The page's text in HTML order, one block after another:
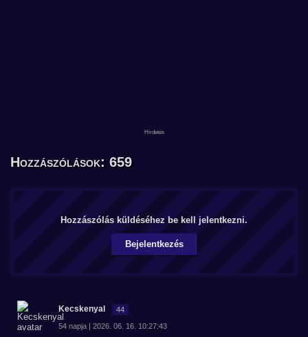
Hozzászólások: 659
Hozzászólás küldéséhez be kell jelentkezni.
Bejelentkezés
Kecskenyal 44
54 napja | 2026. 06. 16. 10:27:43